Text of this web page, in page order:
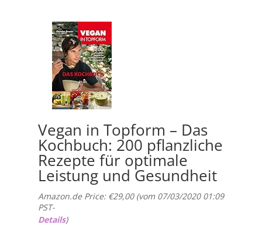
Vegan in Topform – Das
Kochbuch: 200 pflanzliche
Rezepte für optimale
Leistung und Gesundheit
Amazon.de Price: €29,00(vom 07/03/2020 01:09
PST-
Details)